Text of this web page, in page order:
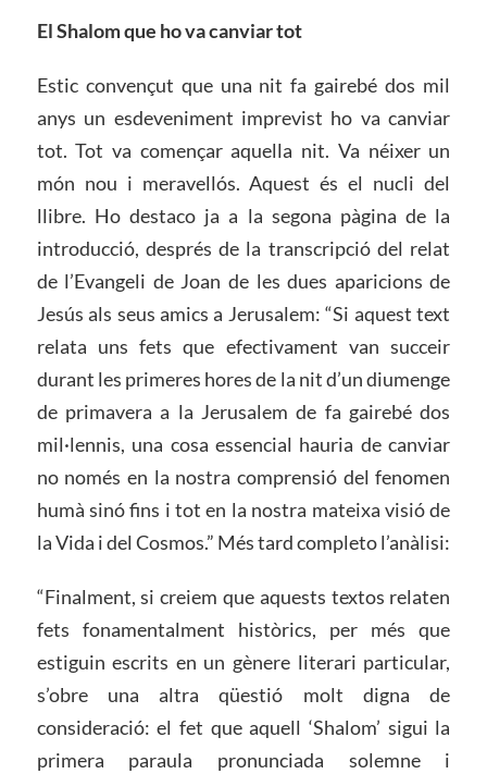
El Shalom que ho va canviar tot
Estic convençut que una nit fa gairebé dos mil
anys un esdeveniment imprevist ho va canviar
tot. Tot va començar aquella nit. Va néixer un
món nou i meravellós. Aquest és el nucli del
llibre. Ho destaco ja a la segona pàgina de la
introducció, després de la transcripció del relat
de l’Evangeli de Joan de les dues aparicions de
Jesús als seus amics a Jerusalem: “Si aquest text
relata uns fets que efectivament van succeir
durant les primeres hores de la nit d’un diumenge
de primavera a la Jerusalem de fa gairebé dos
mil·lennis, una cosa essencial hauria de canviar
no només en la nostra comprensió del fenomen
humà sinó fins i tot en la nostra mateixa visió de
la Vida i del Cosmos.” Més tard completo l’anàlisi:
“Finalment, si creiem que aquests textos relaten
fets fonamentalment històrics, per més que
estiguin escrits en un gènere literari particular,
s’obre una altra qüestió molt digna de
consideració: el fet que aquell ‘Shalom’ sigui la
primera paraula pronunciada solemne i